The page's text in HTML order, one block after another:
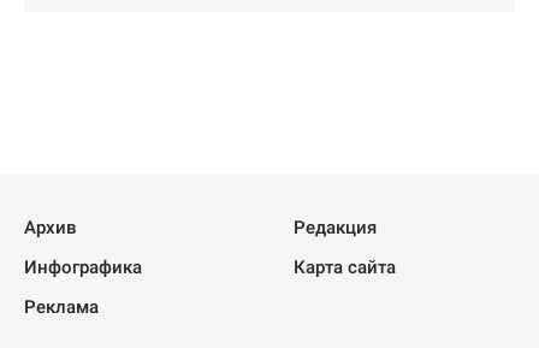
Архив
Редакция
Инфографика
Карта сайта
Реклама